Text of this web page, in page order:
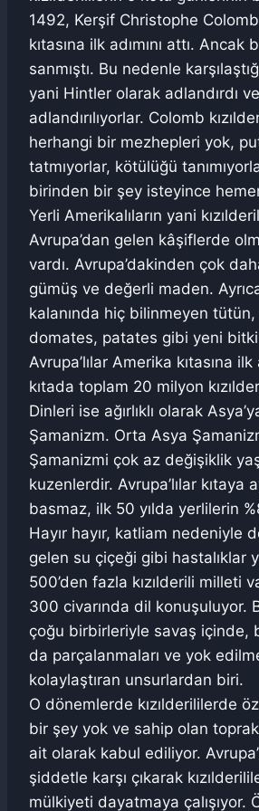
1492, Kerşif Christophe
kıtasına ilk adımını attı. Ancak
sanmıştı. Bu nedenle
yani Hintler olarak adlandırdı
adlandırılıyorlar. Colomb
herhangi bir mezhepleri yok,
tatmıyorlar, kötülüğü
birinden bir şey isteyince
Yerli Amerikalıların yani
Avrupa’dan gelen kâşiflerde
vardı. Avrupa’dakinden çok
gümüş ve değerli maden.
kalanında hiç bilinmeyen tütün,
domates, patates gibi yeni
Avrupa’lılar Amerika kıtasına
kıtada toplam 20 milyon
Dinleri ise ağırlıklı olarak
Şamanizm. Orta Asya
Şamanizmi çok az değişiklik
kuzenlerdir. Avrupa’lılar kıtaya
basmaz, ilk 50 yılda yerlilerin
Hayır hayır, katliam nedeniyle
gelen su çiçeği gibi hastalıklar
500’den fazla kızılderili milleti
300 civarında dil konuşuluyor.
çoğu birbirleriyle savaş içinde,
da parçalanmaları ve yok
kolaylaştıran unsurlardan biri.
O dönemlerde kızılderililerde
bir şey yok ve sahip olan
ait olarak kabul ediliyor.
şiddetle karşı çıkarak
mülkiyeti dayatmaya çalışıyor.